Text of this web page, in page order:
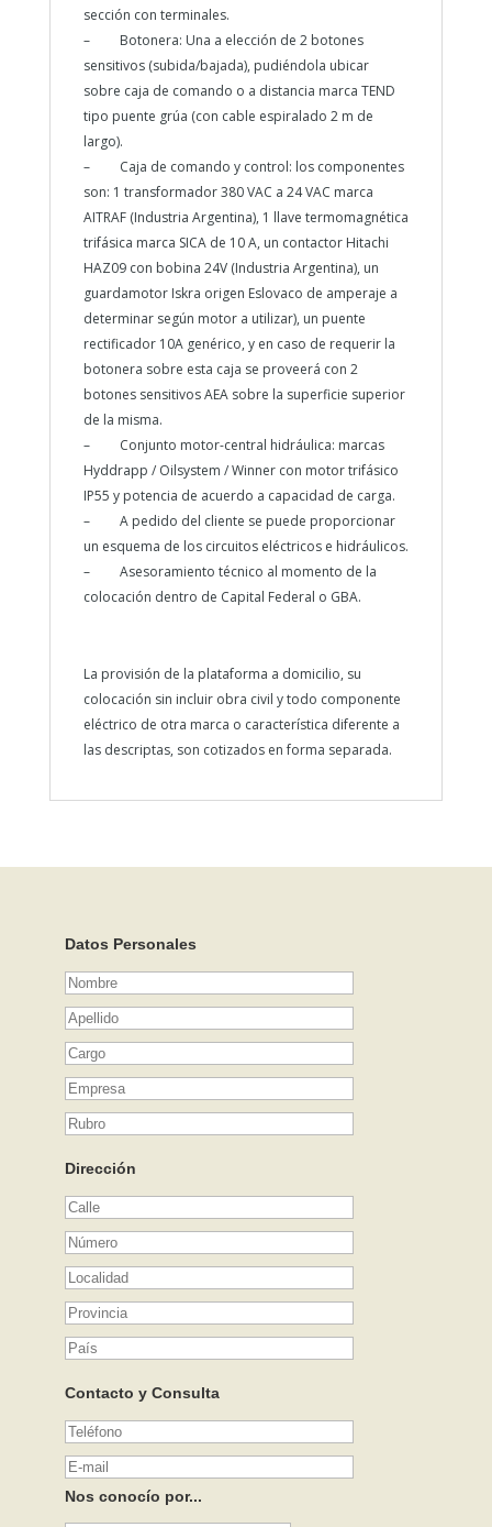
sección con terminales.
– Botonera: Una a elección de 2 botones
sensitivos (subida/bajada), pudiéndola ubicar
sobre caja de comando o a distancia marca TEND
tipo puente grúa (con cable espiralado 2 m de
largo).
– Caja de comando y control: los componentes
son: 1 transformador 380 VAC a 24 VAC marca
AITRAF (Industria Argentina), 1 llave termomagnética
trifásica marca SICA de 10 A, un contactor Hitachi
HAZ09 con bobina 24V (Industria Argentina), un
guardamotor Iskra origen Eslovaco de amperaje a
determinar según motor a utilizar), un puente
rectificador 10A genérico, y en caso de requerir la
botonera sobre esta caja se proveerá con 2
botones sensitivos AEA sobre la superficie superior
de la misma.
– Conjunto motor-central hidráulica: marcas
Hyddrapp / Oilsystem / Winner con motor trifásico
IP55 y potencia de acuerdo a capacidad de carga.
– A pedido del cliente se puede proporcionar
un esquema de los circuitos eléctricos e hidráulicos.
– Asesoramiento técnico al momento de la
colocación dentro de Capital Federal o GBA.
La provisión de la plataforma a domicilio, su
colocación sin incluir obra civil y todo componente
eléctrico de otra marca o característica diferente a
las descriptas, son cotizados en forma separada.
Datos Personales
Dirección
Contacto y Consulta
Nos conocío por...